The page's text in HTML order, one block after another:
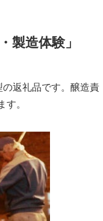
製造体験」
返礼品です。醸造責
。